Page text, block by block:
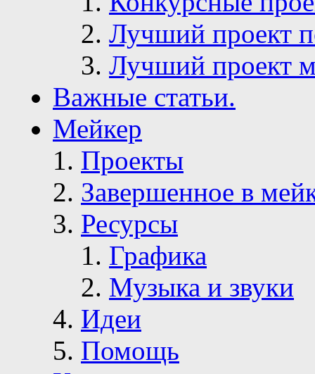
Лучший проект
Лучший проект
Важные статьи.
Мейкер
Проекты
Завершенное в
Ресурсы
Графика
Музыка и звуки
Идеи
Помощь